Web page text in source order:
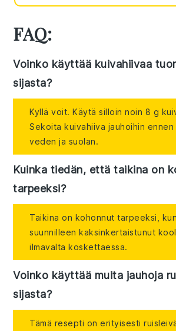
FAQ:
Voinko käyttää kuivahiivaa
sijasta?
Kyllä voit. Käytä silloin noin 8 g
Sekoita kuivahiiva jauhoihin
veden ja suolan.
Kuinka tiedän, että taikina on
tarpeeksi?
Taikina on kohonnut tarpeeksi,
suunnilleen kaksinkertaistunut
ilmavalta koskettaessa.
Voinko käyttää muita jauhoja
sijasta?
Tämä resepti on erityisesti